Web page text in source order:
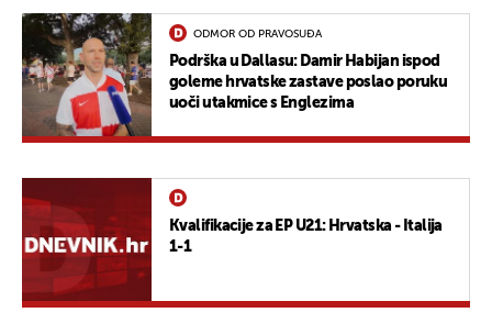
ODMOR OD PRAVOSUĐA
Podrška u Dallasu: Damir Habijan ispod
goleme hrvatske zastave poslao poruku
uoči utakmice s Englezima
Kvalifikacije za EP U21: Hrvatska - Italija
1-1